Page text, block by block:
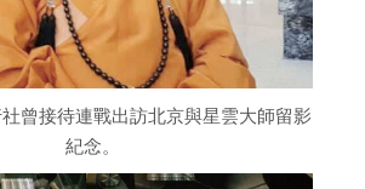
曾接待連戰出訪北京與星雲大師留影
紀念。